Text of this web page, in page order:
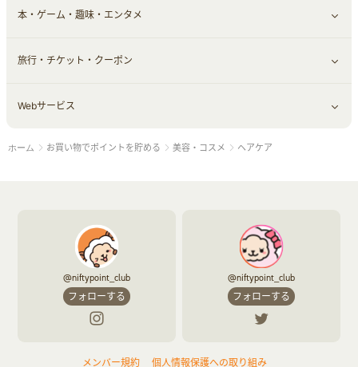
引越し
エコ・エネルギー
車情報・カーシェア・レンタル
中古車
お役立ち
赤ちゃん・こども・マタニティ
習い事・学習・学校
仕事・転職
すべて見る
オフィス・文具
本・ゲーム・趣味・エンタメ
すべて見る
ゲーム・趣味
音楽・シネマ・エンタメ
旅行・チケット・クーポン
すべて見る
旅行・レジャー・航空券・宿泊
Webサービス
すべて見る
ホーム お買い物でポイントを貯める 美容・コスメ ヘアケア
@niftypoint_club
フォローする
@niftypoint_club
フォローする
メンバー規約 個人情報保護への取り組み